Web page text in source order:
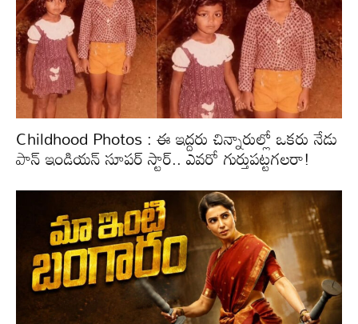
Childhood Photos : ఈ ఇద్దరు చిన్నారుల్లో ఒకరు నేడు
పాన్ ఇండియన్ సూపర్ స్టార్.. ఎవరో గుర్తుపట్టగలరా!